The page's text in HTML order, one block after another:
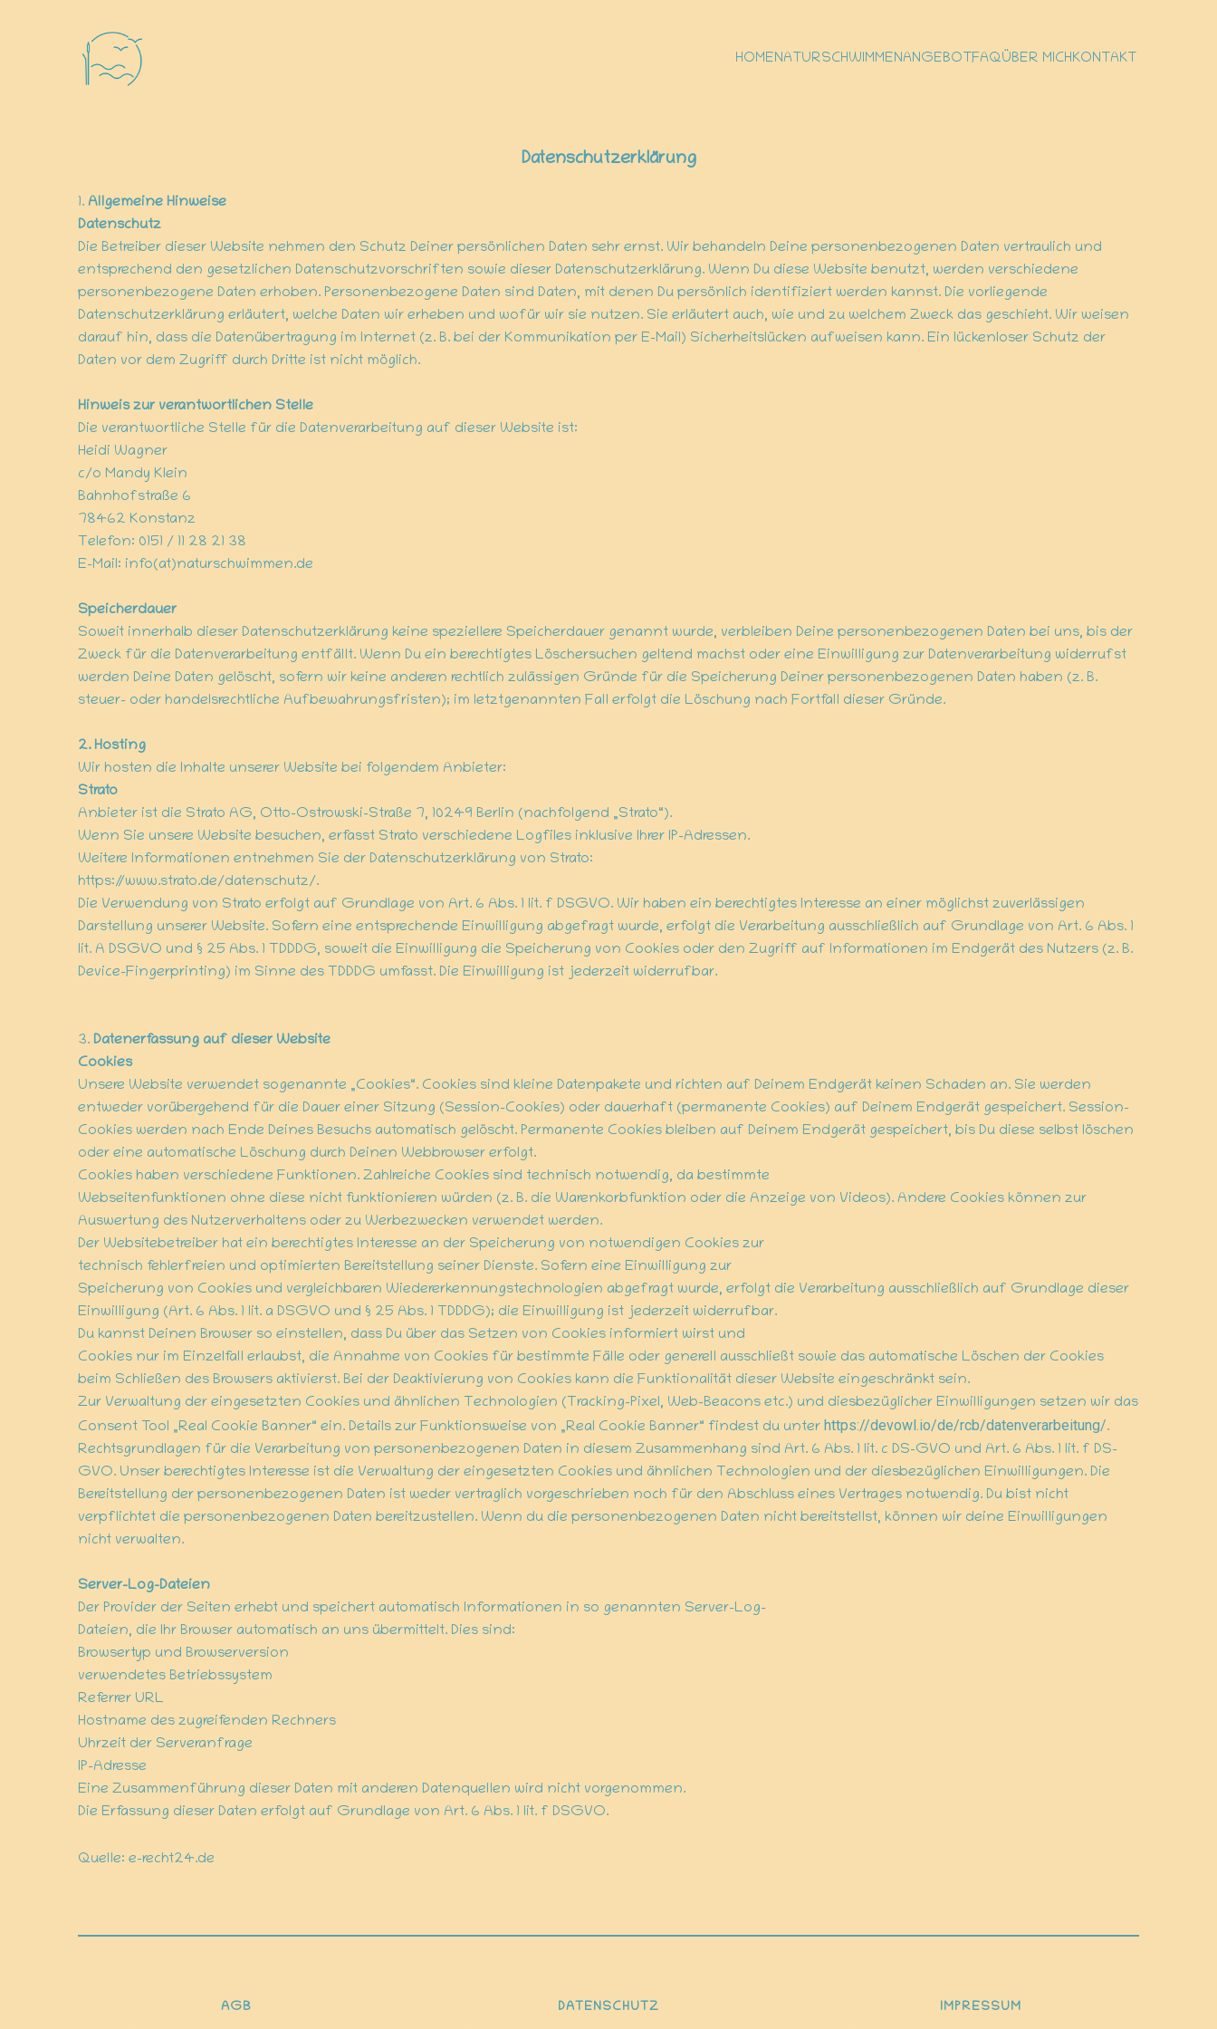
HOMENATURSCHWIMMENANGEBOT FAQÜBER MICHKONTAKT
Datenschutzerklärung
1. Allgemeine Hinweise
Datenschutz
Die Betreiber dieser Website nehmen den Schutz Deiner persönlichen Daten sehr ernst. Wir behandeln Deine personenbezogenen Daten vertraulich und
entsprechend den gesetzlichen Datenschutzvorschriften sowie dieser Datenschutzerklärung. Wenn Du diese Website benutzt, werden verschiedene
personenbezogene Daten erhoben. Personenbezogene Daten sind Daten, mit denen Du persönlich identifiziert werden kannst. Die vorliegende
Datenschutzerklärung erläutert, welche Daten wir erheben und wofür wir sie nutzen. Sie erläutert auch, wie und zu welchem Zweck das geschieht. Wir weisen
darauf hin, dass die Datenübertragung im Internet (z. B. bei der Kommunikation per E-Mail) Sicherheitslücken aufweisen kann. Ein lückenloser Schutz der
Daten vor dem Zugriff durch Dritte ist nicht möglich.
Hinweis zur verantwortlichen Stelle
Die verantwortliche Stelle für die Datenverarbeitung auf dieser Website ist:
Heidi Wagner
c/o Mandy Klein
Bahnhofstraße 6
78462 Konstanz
Telefon: 0151 / 11 28 21 38
E-Mail: info(at)naturschwimmen.de
Speicherdauer
Soweit innerhalb dieser Datenschutzerklärung keine speziellere Speicherdauer genannt wurde, verbleiben Deine personenbezogenen Daten bei uns, bis der
Zweck für die Datenverarbeitung entfällt. Wenn Du ein berechtigtes Löschersuchen geltend machst oder eine Einwilligung zur Datenverarbeitung widerrufst
werden Deine Daten gelöscht, sofern wir keine anderen rechtlich zulässigen Gründe für die Speicherung Deiner personenbezogenen Daten haben (z. B.
steuer- oder handelsrechtliche Aufbewahrungsfristen); im letztgenannten Fall erfolgt die Löschung nach Fortfall dieser Gründe.
2. Hosting
Wir hosten die Inhalte unserer Website bei folgendem Anbieter:
Strato
Anbieter ist die Strato AG, Otto-Ostrowski-Straße 7, 10249 Berlin (nachfolgend „Strato“).
Wenn Sie unsere Website besuchen, erfasst Strato verschiedene Logfiles inklusive Ihrer IP-Adressen.
Weitere Informationen entnehmen Sie der Datenschutzerklärung von Strato:
https://www.strato.de/datenschutz/.
Die Verwendung von Strato erfolgt auf Grundlage von Art. 6 Abs. 1 lit. f DSGVO. Wir haben ein berechtigtes Interesse an einer möglichst zuverlässigen
Darstellung unserer Website. Sofern eine entsprechende Einwilligung abgefragt wurde, erfolgt die Verarbeitung ausschließlich auf Grundlage von Art. 6 Abs. 1
lit. A DSGVO und § 25 Abs. 1 TDDDG, soweit die Einwilligung die Speicherung von Cookies oder den Zugriff auf Informationen im Endgerät des Nutzers (z. B.
Device-Fingerprinting) im Sinne des TDDDG umfasst. Die Einwilligung ist jederzeit widerrufbar.
3. Datenerfassung auf dieser Website
Cookies
Unsere Website verwendet sogenannte „Cookies“. Cookies sind kleine Datenpakete und richten auf Deinem Endgerät keinen Schaden an. Sie werden
entweder vorübergehend für die Dauer einer Sitzung (Session-Cookies) oder dauerhaft (permanente Cookies) auf Deinem Endgerät gespeichert. Session-
Cookies werden nach Ende Deines Besuchs automatisch gelöscht. Permanente Cookies bleiben auf Deinem Endgerät gespeichert, bis Du diese selbst löschen
oder eine automatische Löschung durch Deinen Webbrowser erfolgt.
Cookies haben verschiedene Funktionen. Zahlreiche Cookies sind technisch notwendig, da bestimmte
Webseitenfunktionen ohne diese nicht funktionieren würden (z. B. die Warenkorbfunktion oder die Anzeige von Videos). Andere Cookies können zur
Auswertung des Nutzerverhaltens oder zu Werbezwecken verwendet werden.
Der Websitebetreiber hat ein berechtigtes Interesse an der Speicherung von notwendigen Cookies zur
technisch fehlerfreien und optimierten Bereitstellung seiner Dienste. Sofern eine Einwilligung zur
Speicherung von Cookies und vergleichbaren Wiedererkennungstechnologien abgefragt wurde, erfolgt die Verarbeitung ausschließlich auf Grundlage dieser
Einwilligung (Art. 6 Abs. 1 lit. a DSGVO und § 25 Abs. 1 TDDDG); die Einwilligung ist jederzeit widerrufbar.
Du kannst Deinen Browser so einstellen, dass Du über das Setzen von Cookies informiert wirst und
Cookies nur im Einzelfall erlaubst, die Annahme von Cookies für bestimmte Fälle oder generell ausschließt sowie das automatische Löschen der Cookies
beim Schließen des Browsers aktivierst. Bei der Deaktivierung von Cookies kann die Funktionalität dieser Website eingeschränkt sein.
Zur Verwaltung der eingesetzten Cookies und ähnlichen Technologien (Tracking-Pixel, Web-Beacons etc.) und diesbezüglicher Einwilligungen setzen wir das
Consent Tool „Real Cookie Banner“ ein. Details zur Funktionsweise von „Real Cookie Banner“ findest du unter https://devowl.io/de/rcb/datenverarbeitung/.
Rechtsgrundlagen für die Verarbeitung von personenbezogenen Daten in diesem Zusammenhang sind Art. 6 Abs. 1 lit. c DS-GVO und Art. 6 Abs. 1 lit. f DS-
GVO. Unser berechtigtes Interesse ist die Verwaltung der eingesetzten Cookies und ähnlichen Technologien und der diesbezüglichen Einwilligungen. Die
Bereitstellung der personenbezogenen Daten ist weder vertraglich vorgeschrieben noch für den Abschluss eines Vertrages notwendig. Du bist nicht
verpflichtet die personenbezogenen Daten bereitzustellen. Wenn du die personenbezogenen Daten nicht bereitstellst, können wir deine Einwilligungen
nicht verwalten.
Server-Log-Dateien
Der Provider der Seiten erhebt und speichert automatisch Informationen in so genannten Server-Log-
Dateien, die Ihr Browser automatisch an uns übermittelt. Dies sind:
Browsertyp und Browserversion
verwendetes Betriebssystem
Referrer URL
Hostname des zugreifenden Rechners
Uhrzeit der Serveranfrage
IP-Adresse
Eine Zusammenführung dieser Daten mit anderen Datenquellen wird nicht vorgenommen.
Die Erfassung dieser Daten erfolgt auf Grundlage von Art. 6 Abs. 1 lit. f DSGVO.
Quelle: e-recht24.de
AGB DATENSCHUTZ IMPRESSUM